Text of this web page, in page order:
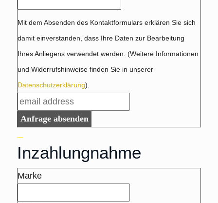
Mit dem Absenden des Kontaktformulars erklären Sie sich
damit einverstanden, dass Ihre Daten zur Bearbeitung
Ihres Anliegens verwendet werden. (Weitere Informationen
und Widerrufshinweise finden Sie in unserer
Datenschutzerklärung).
Anfrage absenden
Inzahlungnahme
Marke